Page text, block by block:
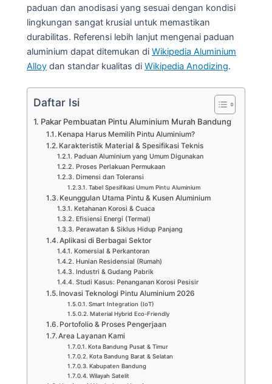
paduan dan anodisasi yang sesuai dengan kondisi
lingkungan sangat krusial untuk memastikan
durabilitas. Referensi lebih lanjut mengenai paduan
aluminium dapat ditemukan di Wikipedia Aluminium
Alloy dan standar kualitas di Wikipedia Anodizing.
Daftar Isi
Pakar Pembuatan Pintu Aluminium Murah Bandung
Kenapa Harus Memilih Pintu Aluminium?
Karakteristik Material & Spesifikasi Teknis
Paduan Aluminium yang Umum Digunakan
Proses Perlakuan Permukaan
Dimensi dan Toleransi
Tabel Spesifikasi Umum Pintu Aluminium
Keunggulan Utama Pintu & Kusen Aluminium
Ketahanan Korosi & Cuaca
Efisiensi Energi (Termal)
Perawatan & Siklus Hidup Panjang
Aplikasi di Berbagai Sektor
Komersial & Perkantoran
Hunian Residensial (Rumah)
Industri & Gudang Pabrik
Studi Kasus: Penanganan Korosi Pesisir
Inovasi Teknologi Pintu Aluminium 2026
Smart Integration (IoT)
Material Hybrid Eco-Friendly
Portofolio & Proses Pengerjaan
Area Layanan Kami
Kota Bandung Pusat & Timur
Kota Bandung Barat & Selatan
Kabupaten Bandung
Wilayah Satelit